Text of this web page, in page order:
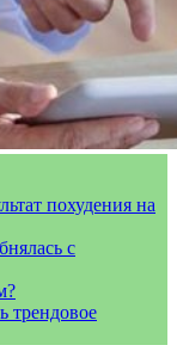
похудения на
с
трендовое